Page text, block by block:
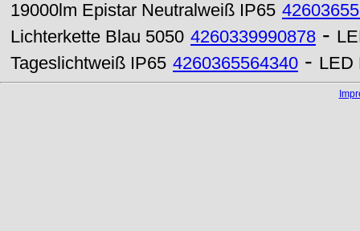
19000lm Epistar Neutralweiß IP65
Lichterkette Blau 5050 4260339990878 -
Tageslichtweiß IP65 4260365564340 - LED